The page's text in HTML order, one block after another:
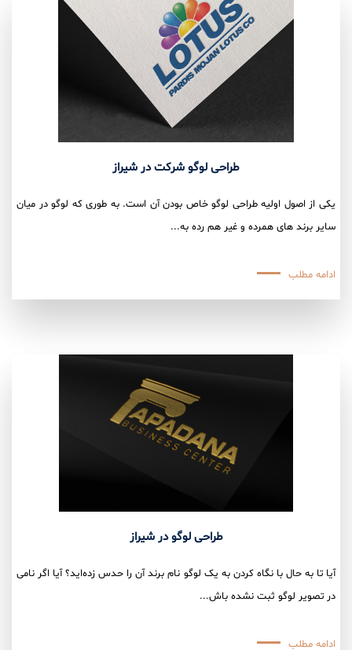
طراحی لوگو شرکت در شیراز
یکی از اصول اولیه طراحی لوگو خاص بودن آن است. به طوری که لوگو در میان
سایر برند های همرده و غیر هم رده به...
ادامه مطلب
طراحی لوگو در شیراز
آیا تا به حال با نگاه کردن به یک لوگو نام برند آن را حدس زده‌اید؟ آیا اگر نامی
در تصویر لوگو ثبت نشده باش...
ادامه مطلب